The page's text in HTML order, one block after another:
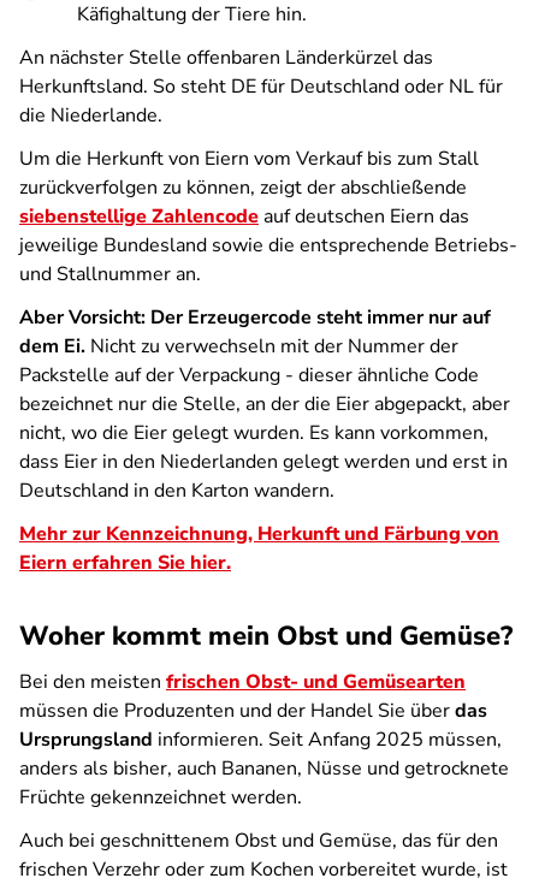
Käfighaltung der Tiere hin.
An nächster Stelle offenbaren Länderkürzel das
Herkunftsland. So steht DE für Deutschland oder NL für
die Niederlande.
Um die Herkunft von Eiern vom Verkauf bis zum Stall
zurückverfolgen zu können, zeigt der abschließende
siebenstellige Zahlencodeauf deutschen Eiern das
jeweilige Bundesland sowie die entsprechende Betriebs-
und Stallnummer an.
Aber Vorsicht: Der Erzeugercode steht immer nur auf
dem Ei. Nicht zu verwechseln mit der Nummer der
Packstelle auf der Verpackung - dieser ähnliche Code
bezeichnet nur die Stelle, an der die Eier abgepackt, aber
nicht, wo die Eier gelegt wurden. Es kann vorkommen,
dass Eier in den Niederlanden gelegt werden und erst in
Deutschland in den Karton wandern.
Mehr zur Kennzeichnung, Herkunft und Färbung von
Eiern erfahren Sie hier.
Woher kommt mein Obst und Gemüse?
Bei den meisten frischen Obst- und Gemüsearten
müssen die Produzenten und der Handel Sie überdas
Ursprungsland informieren. Seit Anfang 2025 müssen,
anders als bisher, auch Bananen, Nüsse und getrocknete
Früchte gekennzeichnet werden.
Auch bei geschnittenem Obst und Gemüse, das für den
frischen Verzehr oder zum Kochen vorbereitet wurde, ist